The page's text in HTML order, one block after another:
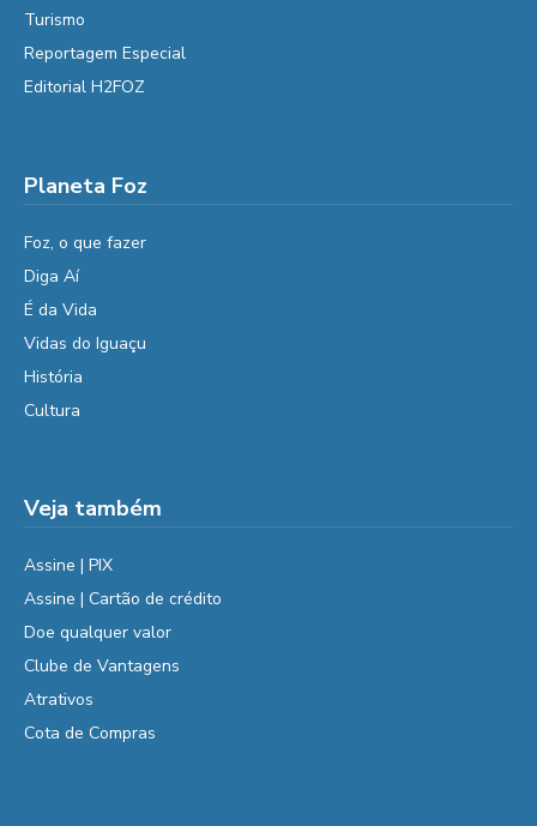
Turismo
Reportagem Especial
Editorial H2FOZ
Planeta Foz
Foz, o que fazer
Diga Aí
É da Vida
Vidas do Iguaçu
História
Cultura
Veja também
Assine | PIX
Assine | Cartão de crédito
Doe qualquer valor
Clube de Vantagens
Atrativos
Cota de Compras